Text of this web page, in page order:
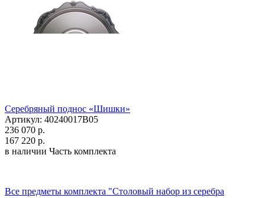
Серебряный поднос «Шишки»
Артикул: 40240017В05
236 070 р.
167 220 р.
в наличии Часть комплекта
Все предметы комплекта "Столовый набор из серебра